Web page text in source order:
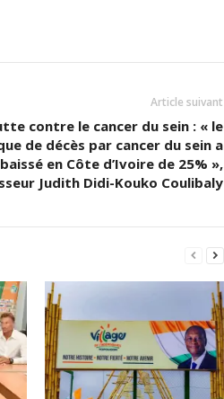
Article suivant
contre le cancer du sein : « le
de décès par cancer du sein a
baissé en Côte d’Ivoire de 25% »,
Judith Didi-Kouko Coulibaly